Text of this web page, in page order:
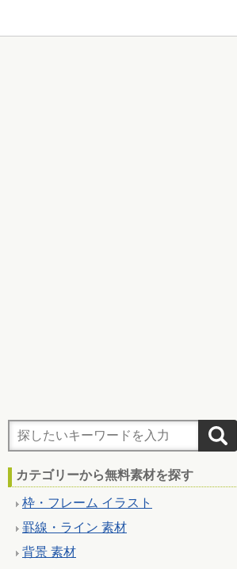
カテゴリーから無料素材を探す
枠・フレーム イラスト
罫線・ライン 素材
背景 素材